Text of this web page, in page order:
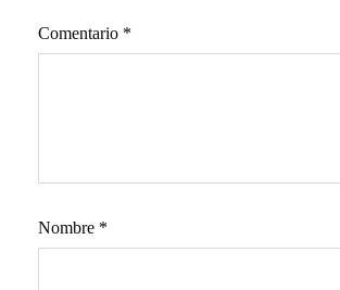
Comentario *
Nombre *